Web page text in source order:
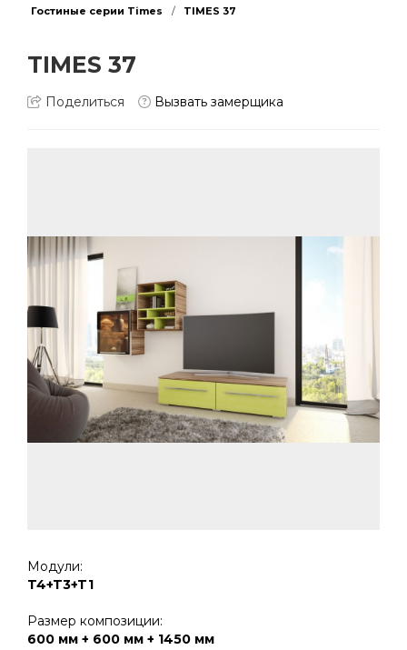
Гостиные серии Times
TIMES 37
TIMES 37
Поделиться Вызвать замерщика
Модули:
T4+T3+T1
Размер композиции:
600 мм + 600 мм + 1450 мм